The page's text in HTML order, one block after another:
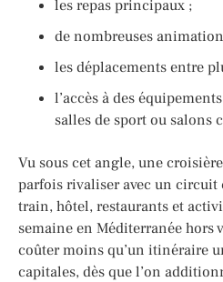
les repas principaux ;
de nombreuses
les déplacements entre
l’accès à des
salles de sport ou salons
Vu sous cet angle, une
parfois rivaliser avec un
train, hôtel, restaurants et
semaine en Méditerranée hors
coûter moins qu’un itinéraire
capitales, dès que l’on